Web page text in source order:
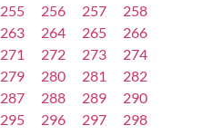
255 256 257
258
263 264 265
266
271 272 273
274
279 280 281
282
287 288 289
290
295 296 297
298